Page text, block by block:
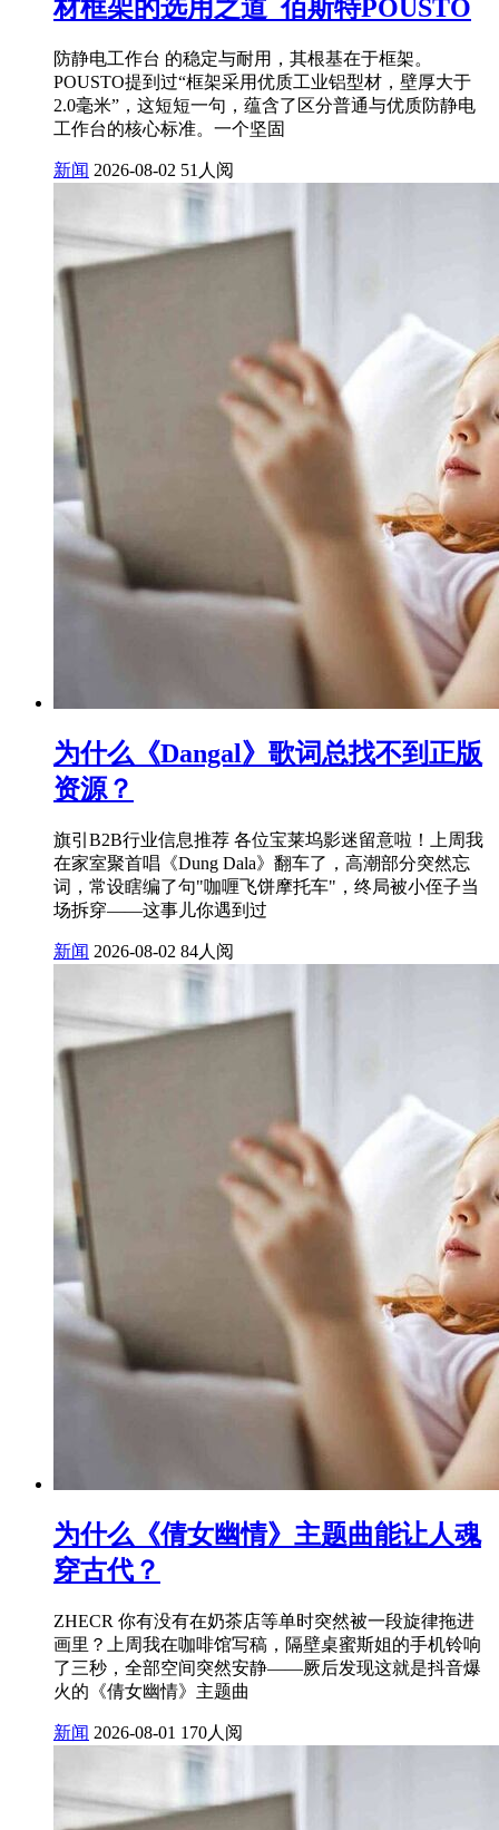
材框架的选用之道_佰斯特POUSTO
防静电工作台 的稳定与耐用，其根基在于框架。
POUSTO提到过“框架采用优质工业铝型材，壁厚大于
2.0毫米”，这短短一句，蕴含了区分普通与优质防静电
工作台的核心标准。一个坚固
新闻 2026-08-02 51人阅
为什么《Dangal》歌词总找不到正版
资源？
旗引B2B行业信息推荐 各位宝莱坞影迷留意啦！上周我
在家室聚首唱《Dung Dala》翻车了，高潮部分突然忘
词，常设瞎编了句"咖喱飞饼摩托车"，终局被小侄子当
场拆穿——这事儿你遇到过
新闻 2026-08-02 84人阅
为什么《倩女幽情》主题曲能让人魂
穿古代？
ZHECR 你有没有在奶茶店等单时突然被一段旋律拖进
画里？上周我在咖啡馆写稿，隔壁桌蜜斯姐的手机铃响
了三秒，全部空间突然安静——厥后发现这就是抖音爆
火的《倩女幽情》主题曲
新闻 2026-08-01 170人阅